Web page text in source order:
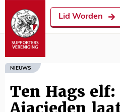
Lid Worden
NIEUWS
Ten Hags